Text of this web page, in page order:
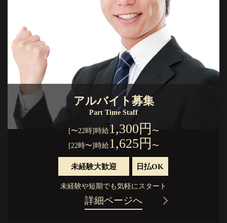
アルバイト募集
Part Time Staff
[〜22時]時給 1,300円 〜
[22時〜]時給 1,625円 〜
未経験大歓迎 日払OK
未経験や短期でも気軽にスタート
詳細ページへ